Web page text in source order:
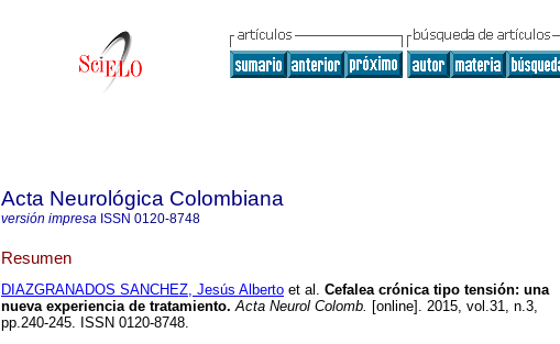
Acta Neurológica Colombiana
versión impresa ISSN 0120-8748
Resumen
DIAZGRANADOS SANCHEZ, Jesús Alberto et al. Cefalea crónica tipo tensión: una
nueva experiencia de tratamiento. Acta Neurol Colomb. [online]. 2015, vol.31, n.3,
pp.240-245. ISSN 0120-8748.